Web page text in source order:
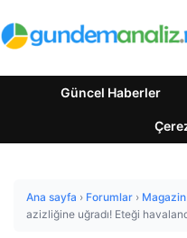
Güncel Haberler
Ana sayfa › Forumlar › Magazin
azizliğine uğradı! Eteği